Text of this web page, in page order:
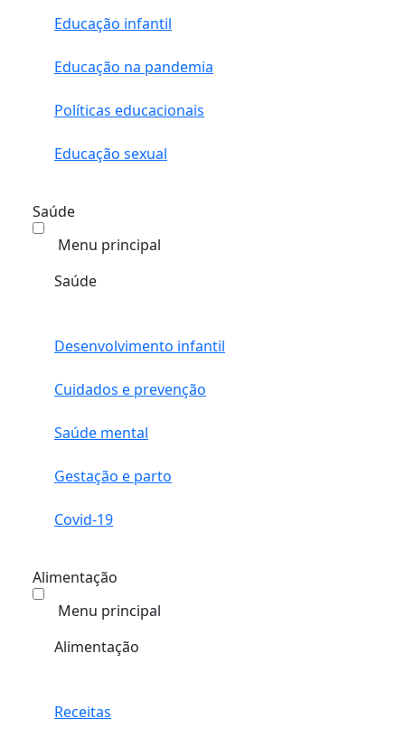
Educação infantil
Educação na pandemia
Políticas educacionais
Educação sexual
Saúde
Menu principal
Saúde
Desenvolvimento infantil
Cuidados e prevenção
Saúde mental
Gestação e parto
Covid-19
Alimentação
Menu principal
Alimentação
Receitas